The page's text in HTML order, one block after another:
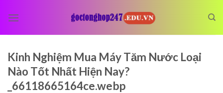
Kinh Nghiệm Mua Máy Tăm Nước Loại
Nào Tốt Nhất Hiện Nay?
_66118665164ce.webp